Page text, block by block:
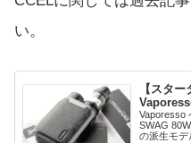
い。
【スタ
Vaporesso
SWAG
の派生モデ